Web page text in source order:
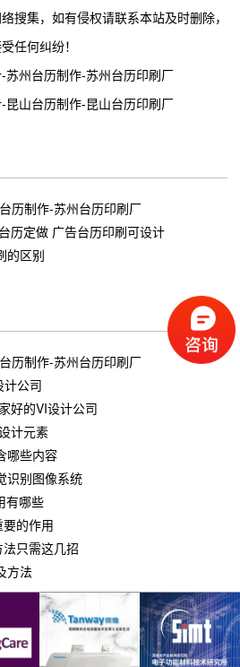
搜集，如有侵权请联系本站及时删除，
任何纠纷！
苏州台历制作-苏州台历印刷厂
山台历制作-昆山台历印刷厂
历制作-苏州台历印刷厂
历定做 广告台历印刷可设计
的区别
历制作-苏州台历印刷厂
计公司
好的VI设计公司
计元素
哪些内容
识别图像系统
有哪些
的作用
只需这几招
方法